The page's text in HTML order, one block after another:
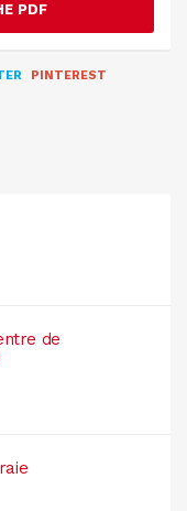
PDF
PINTEREST
de